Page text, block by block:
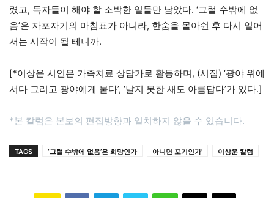
렸고, 독자들이 해야 할 소박한 일들만 남았다. ‘그럴 수밖에 없
음’은 자포자기의 마침표가 아니라, 한숨을 몰아쉰 후 다시 일어
서는 시작이 될 테니까.
[*이상운 시인은 가족치료 상담가로 활동하며, (시집) ‘광야 위에
서다 그리고 광야에게 묻다’, ‘날지 못한 새도 아름답다’가 있다.]
*본 칼럼은 본보의 편집방향과 일치하지 않을 수 있습니다.
TAGS ‘그럴 수밖에 없음’은 희망인가 아니면 포기인가' 이상운 칼럼